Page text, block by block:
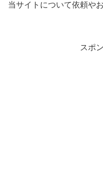
当サイトについて依頼や
スポ